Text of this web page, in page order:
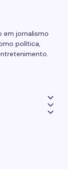
em jornalismo
política,